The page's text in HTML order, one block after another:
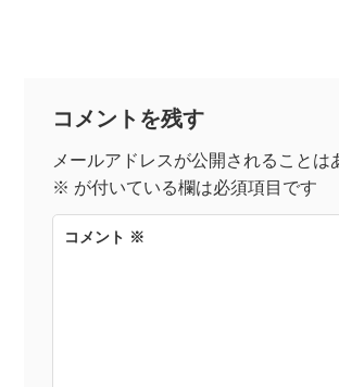
コメントを残す
メールアドレスが公開されることは
※ が付いている欄は必須項目です
コメント ※